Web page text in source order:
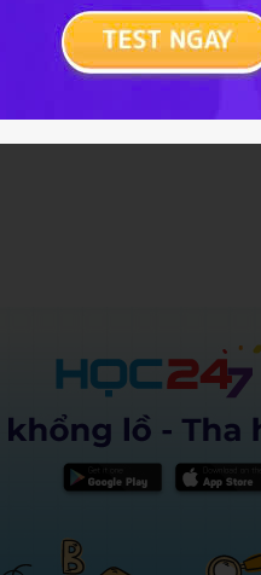
thả rơi tự do từ độ
khí. a. Tìm cơ năng
khi Wt = 2 Wđ?